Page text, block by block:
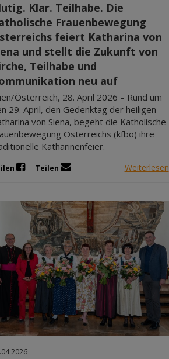
Klar. Teilhabe. Die
Frauenbewegung
feiert Katharina von
und stellt die Zukunft von
Teilhabe und
neu auf
Österreich, 28. April 2026 – Rund um
29. April, den Gedenktag der heiligen
von Siena, begeht die Katholische
Österreichs (kfbö) ihre
Katharinenfeier.
Teilen Weiterlesen